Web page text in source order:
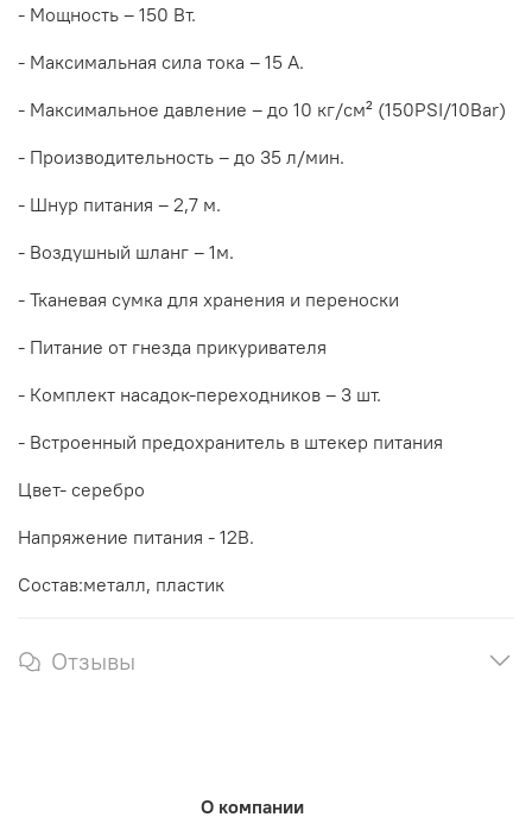
- Мощность – 150 Вт.
- Максимальная сила тока – 15 А.
- Максимальное давление – до 10 кг/см² (150PSI/10Bar)
- Производительность – до 35 л/мин.
- Шнур питания – 2,7 м.
- Воздушный шланг – 1м.
- Тканевая сумка для хранения и переноски
- Питание от гнезда прикуривателя
- Комплект насадок-переходников – 3 шт.
- Встроенный предохранитель в штекер питания
Цвет- серебро
Напряжение питания - 12В.
Состав:металл, пластик
Отзывы
О компании